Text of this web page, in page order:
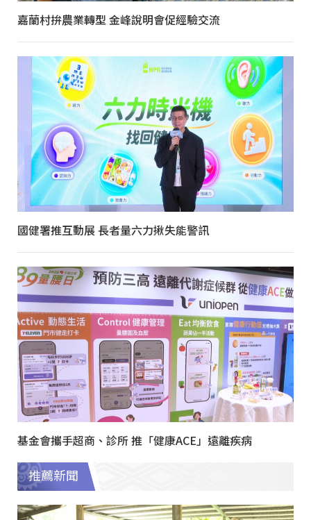
嘉蘭村拚農業轉型 金峰說明會促經驗交流
國健署推互動展 長者量六力揪失能警訊
基金會攜手超商、診所 推「健康ACE」遠離疾病
推薦新聞